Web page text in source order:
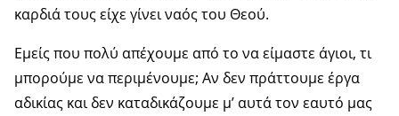
καρδιά τους είχε γίνει ναός του Θεού.
Εμείς που πολύ απέχουμε από το να είμαστε άγιοι, τι
μπορούμε να περιμένουμε; Αν δεν πράττουμε έργα
αδικίας και δεν καταδικάζουμε μ’ αυτά τον εαυτό μας